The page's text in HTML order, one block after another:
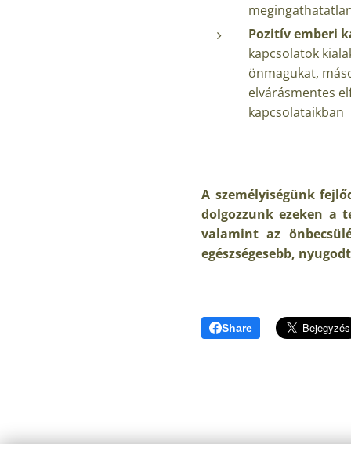
Pozitív emberi
kapcsolatok
önmagukat,
elvárásmentes
kapcsolataikban
A személyiségünk
dolgozzunk ezeken a
valamint az
egészségesebb,
Share